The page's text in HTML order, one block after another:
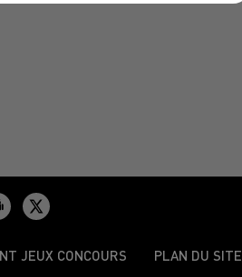
JEUX CONCOURS PLAN DU SITE